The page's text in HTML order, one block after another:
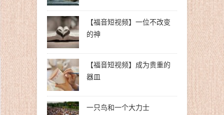
【福音短视频】一位不改变
的神
【福音短视频】成为贵重的
器皿
一只鸟和一个大力士